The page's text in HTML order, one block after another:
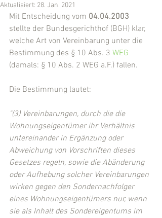
Aktualisiert: 28. Jan. 2021
Mit Entscheidung vom 04.04.2003
stellte der Bundesgerichthof (BGH) klar,
welche Art von Vereinbarung unter die
Bestimmung des § 10 Abs. 3 WEG
(damals: § 10 Abs. 2 WEG a.F.) fallen.
Die Bestimmung lautet:
"(3) Vereinbarungen, durch die die
Wohnungseigentümer ihr Verhältnis
untereinander in Ergänzung oder
Abweichung von Vorschriften dieses
Gesetzes regeln, sowie die Abänderung
oder Aufhebung solcher Vereinbarungen
wirken gegen den Sondernachfolger
eines Wohnungseigentümers nur, wenn
sie als Inhalt des Sondereigentums im